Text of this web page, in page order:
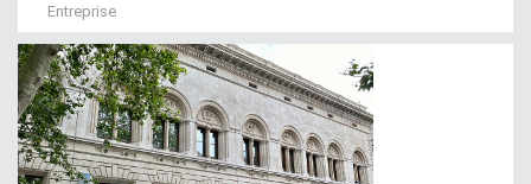
Entreprise